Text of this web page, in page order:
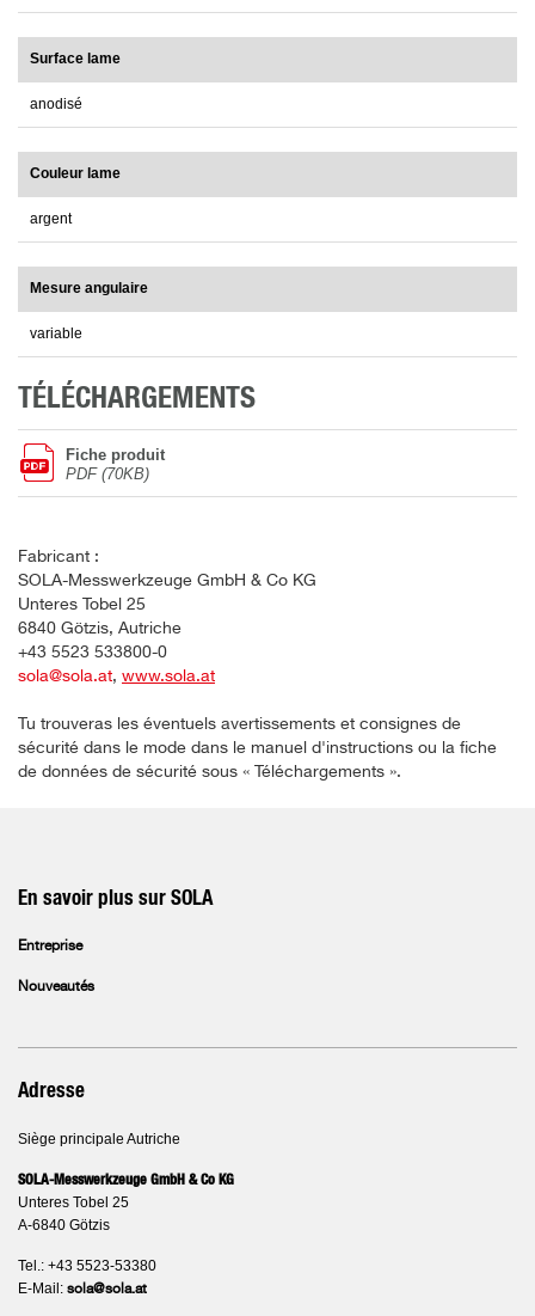
Surface lame
anodisé
Couleur lame
argent
Mesure angulaire
variable
TÉLÉCHARGEMENTS
Fiche produit
PDF (70KB)
Fabricant :
SOLA-Messwerkzeuge GmbH & Co KG
Unteres Tobel 25
6840 Götzis, Autriche
+43 5523 533800-0
sola@sola.at, www.sola.at
Tu trouveras les éventuels avertissements et consignes de
sécurité dans le mode dans le manuel d'instructions ou la fiche
de données de sécurité sous « Téléchargements ».
En savoir plus sur SOLA
Entreprise
Nouveautés
Adresse
Siège principale Autriche
SOLA-Messwerkzeuge GmbH & Co KG
Unteres Tobel 25
A-6840 Götzis
Tel.: +43 5523-53380
E-Mail: sola@sola.at